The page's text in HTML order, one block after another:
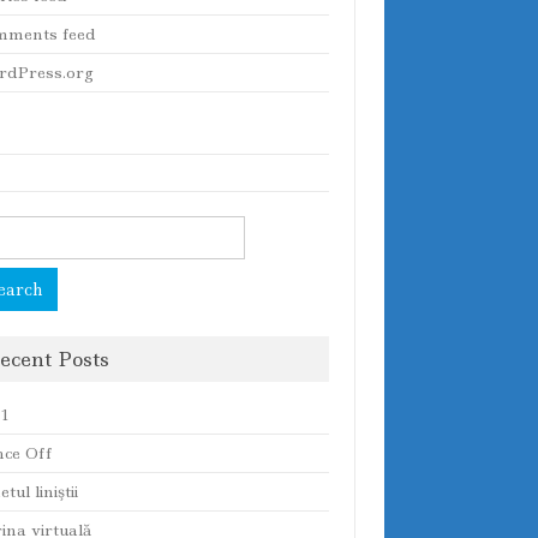
feed
Posts
Off
liniştii
virtuală